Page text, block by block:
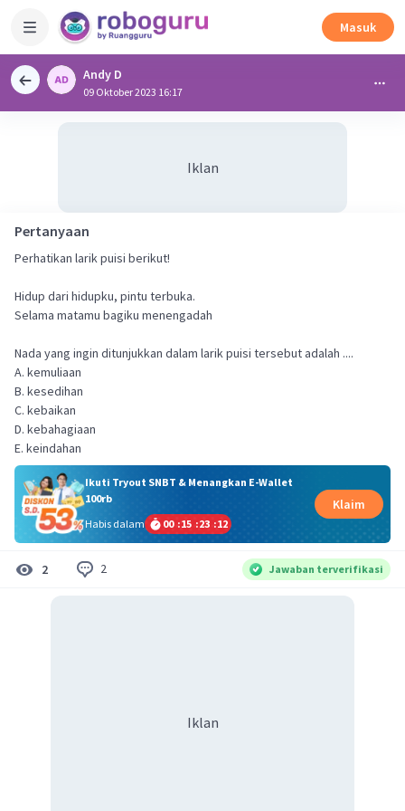
Masuk
Andy D
09 Oktober 2023 16:17
Iklan
Pertanyaan
Perhatikan larik puisi berikut!
Hidup dari hidupku, pintu terbuka.
Selama matamu bagiku menengadah
Nada yang ingin ditunjukkan dalam larik puisi tersebut adalah ....
A. kemuliaan
B. kesedihan
C. kebaikan
D. kebahagiaan
E. keindahan
Ikuti Tryout SNBT & Menangkan E-Wallet
100rb
Habis dalam
00 :15 :23 :12
Klaim
2 2 Jawaban terverifikasi
Iklan